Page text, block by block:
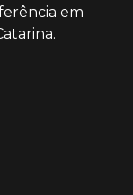
em